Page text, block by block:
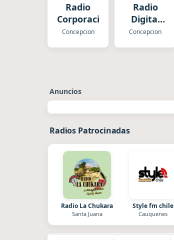
Radio
Corporación
Concepcion
Radio
Digital
FM
Concepcion
Anuncios
Radios Patrocinadas
Radio La Chukara
Santa Juana
Style fm chile
Cauquenes